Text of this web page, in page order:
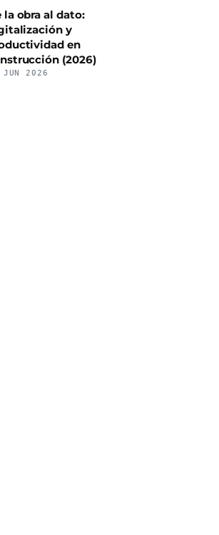
la obra al dato:
y
en
(2026)
2026